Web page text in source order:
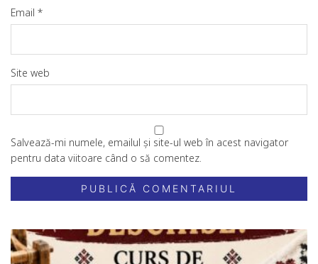
Email *
Site web
Salvează-mi numele, emailul și site-ul web în acest navigator
pentru data viitoare când o să comentez.